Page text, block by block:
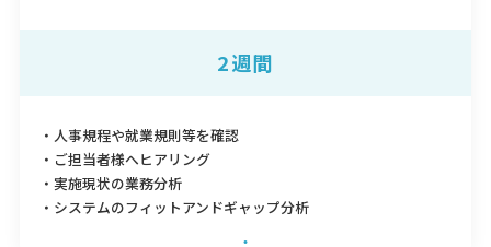
2週間
・人事規程や就業規則等を確認
・ご担当者様へヒアリング
・実施現状の業務分析
・システムのフィットアンドギャップ分析